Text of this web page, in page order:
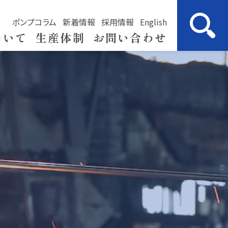
ポンプコラム 新着情報 採用情報 English
て 生産体制 お問い合わせ